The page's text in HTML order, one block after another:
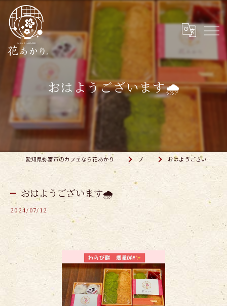
おはようございます🌧️
愛知県弥富市のカフェなら花あかり。弥富店 ブログ おはようございます🌧️
おはようございます🌧️
2024/07/12